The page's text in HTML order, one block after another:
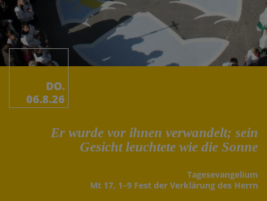
DO.
06.8.26
Er wurde vor ihnen verwandelt; sein
Gesicht leuchtete wie die Sonne
Tages­evangelium
Mt 17, 1–9 Fest der Verklärung des Herrn